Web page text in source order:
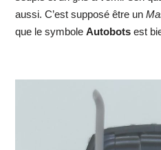
aussi. C’est supposé être un
que le symbole Autobotsest